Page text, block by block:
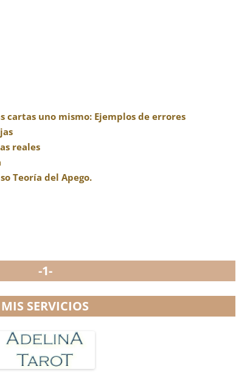
cartas uno mismo: Ejemplos de errores
reales
Teoría del Apego.
-1-
MIS SERVICIOS